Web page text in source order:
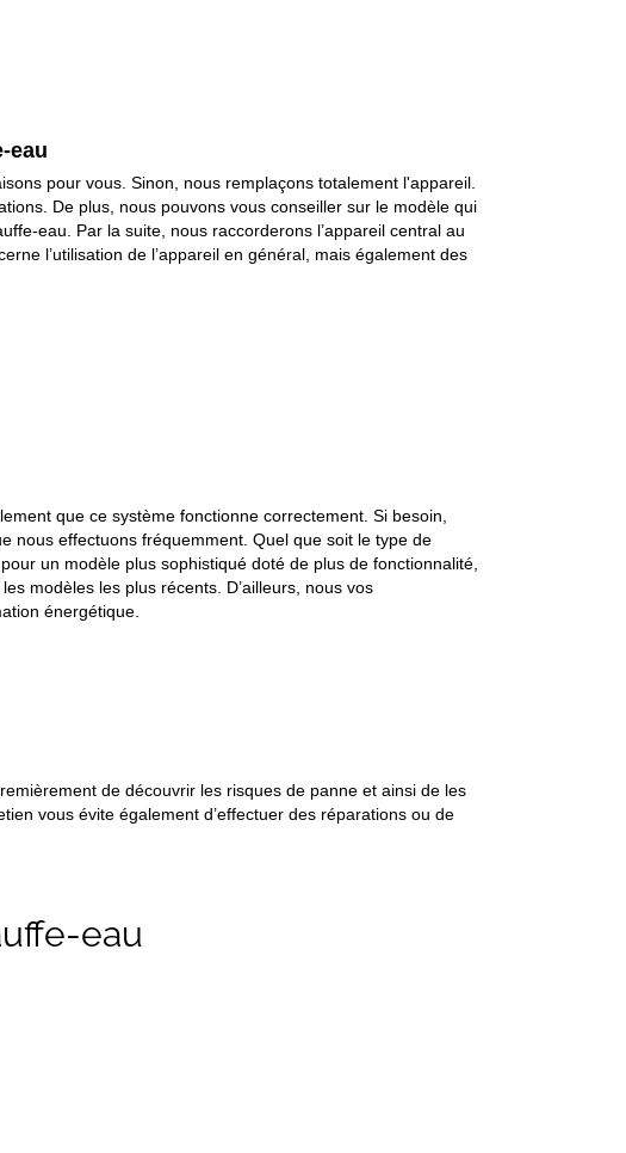
eau
pour vous. Sinon, nous remplaçons totalement l'appareil.
De plus, nous pouvons vous conseiller sur le modèle qui
eau. Par la suite, nous raccorderons l’appareil central au
l’utilisation de l’appareil en général, mais également des
que ce système fonctionne correctement. Si besoin,
nous effectuons fréquemment. Quel que soit le type de
un modèle plus sophistiqué doté de plus de fonctionnalité,
modèles les plus récents. D’ailleurs, nous vos
énergétique.
de découvrir les risques de panne et ainsi de les
vous évite également d’effectuer des réparations ou de
eau